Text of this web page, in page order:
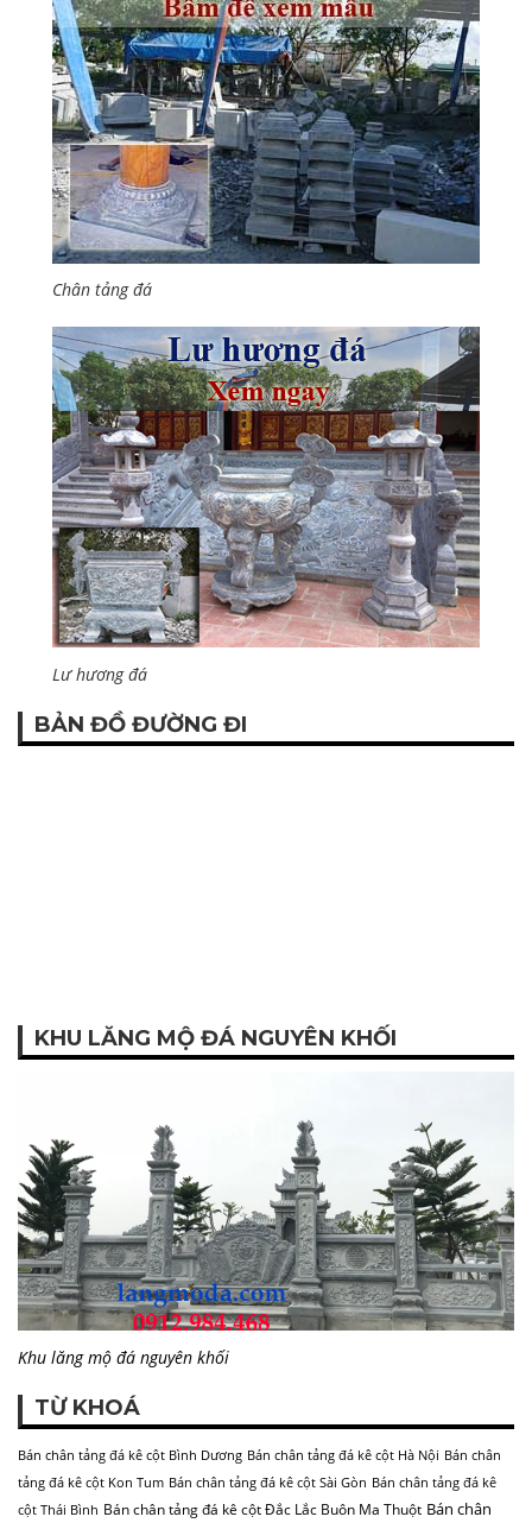
Chân tảng đá
Lư hương đá
BẢN ĐỒ ĐƯỜNG ĐI
KHU LĂNG MỘ ĐÁ NGUYÊN KHỐI
Khu lăng mộ đá nguyên khối
TỪ KHOÁ
Bán chân tảng đá kê cột Bình Dương Bán chân tảng đá kê cột Hà Nội Bán chân
tảng đá kê cột Kon Tum Bán chân tảng đá kê cột Sài Gòn Bán chân tảng đá kê
cột Thái Bình Bán chân tảng đá kê cột Đắc Lắc Buôn Ma Thuột Bán chân